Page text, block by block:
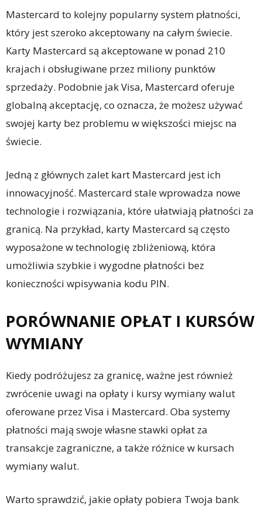
Mastercard to kolejny popularny system płatności,
który jest szeroko akceptowany na całym świecie.
Karty Mastercard są akceptowane w ponad 210
krajach i obsługiwane przez miliony punktów
sprzedaży. Podobnie jak Visa, Mastercard oferuje
globalną akceptację, co oznacza, że możesz używać
swojej karty bez problemu w większości miejsc na
świecie.
Jedną z głównych zalet kart Mastercard jest ich
innowacyjność. Mastercard stale wprowadza nowe
technologie i rozwiązania, które ułatwiają płatności za
granicą. Na przykład, karty Mastercard są często
wyposażone w technologię zbliżeniową, która
umożliwia szybkie i wygodne płatności bez
konieczności wpisywania kodu PIN.
PORÓWNANIE OPŁAT I KURSÓW
WYMIANY
Kiedy podróżujesz za granicę, ważne jest również
zwrócenie uwagi na opłaty i kursy wymiany walut
oferowane przez Visa i Mastercard. Oba systemy
płatności mają swoje własne stawki opłat za
transakcje zagraniczne, a także różnice w kursach
wymiany walut.
Warto sprawdzić, jakie opłaty pobiera Twoja bank